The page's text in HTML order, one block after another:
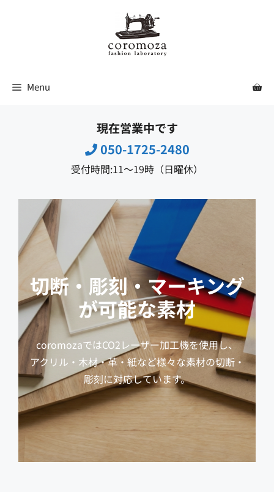
Menu
現在営業中です
050-1725-2480
受付時間:11〜19時（日曜休）
切断・彫刻・マーキング
が可能な素材
coromozaではCO2レーザー加工機を使用し、
アクリル・木材・革・紙など様々な素材の切断・
彫刻に対応しています。